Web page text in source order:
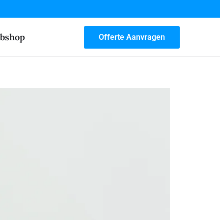
Offerte Aanvragen